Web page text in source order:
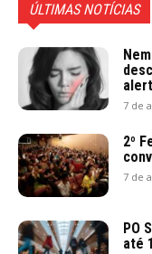
ÚLTIMAS NOTÍCIAS
7 de
2º
7 de
PO
até